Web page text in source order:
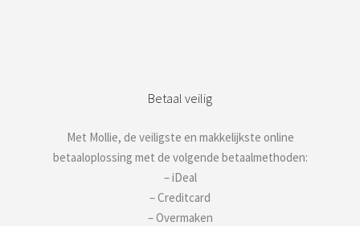
Betaal veilig
Met Mollie, de veiligste en makkelijkste online
betaaloplossing met de volgende betaalmethoden:
– iDeal
– Creditcard
– Overmaken